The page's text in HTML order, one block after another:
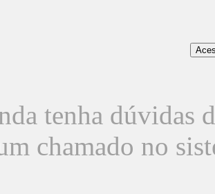
tenha dúvidas
chamado no